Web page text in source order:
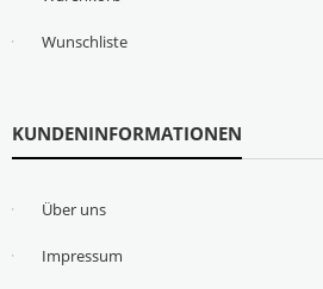
Wunschliste
KUNDENINFORMATIONEN
Über uns
Impressum